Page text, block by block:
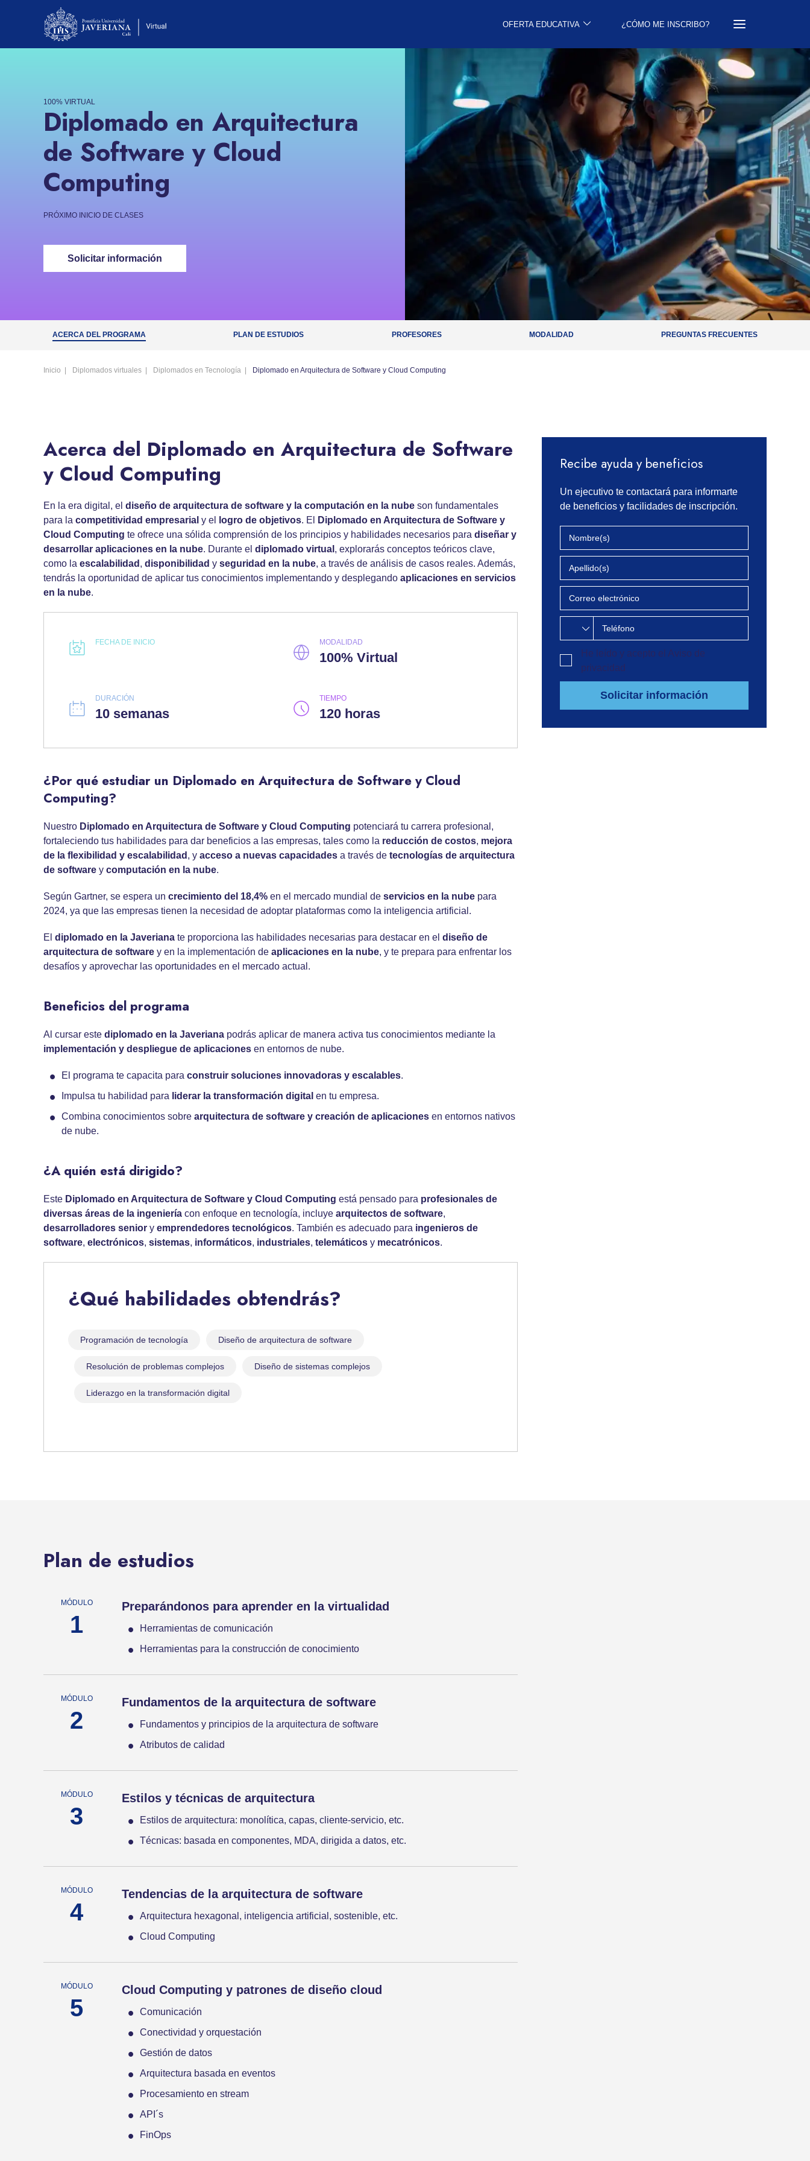
OFERTA EDUCATIVA ¿CÓMO ME INSCRIBO?
100% VIRTUAL
Diplomado en Arquitectura
de Software y Cloud
Computing
PRÓXIMO INICIO DE CLASES
Solicitar información
ACERCA DEL PROGRAMA PLAN DE ESTUDIOS PROFESORES MODALIDAD PREGUNTAS FRECUENTES
Inicio Diplomados virtuales Diplomados en Tecnología Diplomado en Arquitectura de Software y Cloud Computing
Acerca del Diplomado en Arquitectura de Software
y Cloud Computing
En la era digital, el diseño de arquitectura de software y la computación en la nube son fundamentales
para la competitividad empresarial y el logro de objetivos. El
Diplomado en Arquitectura de Software y
Cloud Computing te ofrece una sólida comprensión de los principios y habilidades necesarios para diseñar y
desarrollar aplicaciones en la nube. Durante el diplomado virtual , explorarás conceptos teóricos clave,
como la escalabilidad , disponibilidad y seguridad en la nube, a través de análisis de casos reales. Además,
tendrás la oportunidad de aplicar tus conocimientos implementando y desplegando aplicaciones en servicios
en la nube.
FECHA DE INICIO MODALIDAD
100% Virtual
DURACIÓN
10 semanas
TIEMPO
120 horas
¿Por qué estudiar un Diplomado en Arquitectura de Software y Cloud
Computing?
Nuestro Diplomado en Arquitectura de Software y Cloud Computing potenciará tu carrera profesional,
fortaleciendo tus habilidades para dar beneficios a las empresas, tales como la reducción de costos, mejora
de la flexibilidad y escalabilidad , y acceso a nuevas capacidades a través de tecnologías de arquitectura
de software y computación en la nube.
Según Gartner, se espera un crecimiento del 18,4% en el mercado mundial de servicios en la nube para
2024, ya que las empresas tienen la necesidad de adoptar plataformas como la inteligencia artificial.
El diplomado en la Javeriana te proporciona las habilidades necesarias para destacar en el diseño de
arquitectura de software y en la implementación de aplicaciones en la nube, y te prepara para enfrentar los
desafíos y aprovechar las oportunidades en el mercado actual.
Beneficios del programa
Al cursar este diplomado en la Javeriana podrás aplicar de manera activa tus conocimientos mediante la
implementación y despliegue de aplicaciones en entornos de nube.
El programa te capacita para construir soluciones innovadoras y escalables.
Impulsa tu habilidad para liderar la transformación digital en tu empresa.
Combina conocimientos sobre arquitectura de software y creación de aplicaciones en entornos nativos
de nube.
¿A quién está dirigido?
Este Diplomado en Arquitectura de Software y Cloud Computing está pensado para profesionales de
diversas áreas de la ingeniería con enfoque en tecnología, incluye arquitectos de software,
desarrolladores senior y emprendedores tecnológicos. También es adecuado para ingenieros de
software, electrónicos, sistemas, informáticos, industriales, telemáticos y mecatrónicos.
¿Qué habilidades obtendrás?
Programación de tecnología Diseño de arquitectura de software
Resolución de problemas complejos Diseño de sistemas complejos
Liderazgo en la transformación digital
Recibe ayuda y beneficios
Un ejecutivo te contactará para informarte
de beneficios y facilidades de inscripción.
He leído y acepto el Aviso de
privacidad
Solicitar información
Plan de estudios
Preparándonos para aprender en la virtualidad
Herramientas de comunicación
Herramientas para la construcción de conocimiento
Fundamentos de la arquitectura de software
Fundamentos y principios de la arquitectura de software
Atributos de calidad
Estilos y técnicas de arquitectura
Estilos de arquitectura: monolítica, capas, cliente-servicio, etc.
Técnicas: basada en componentes, MDA, dirigida a datos, etc.
Tendencias de la arquitectura de software
Arquitectura hexagonal, inteligencia artificial, sostenible, etc.
Cloud Computing
Cloud Computing y patrones de diseño cloud
Comunicación
Conectividad y orquestación
Gestión de datos
Arquitectura basada en eventos
Procesamiento en stream
API´s
FinOps